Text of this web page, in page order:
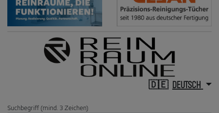
DEUTSCH
Suchbegriff (mind. 3 Zeichen)